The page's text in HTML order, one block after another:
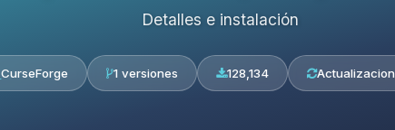
Detalles e instalación
CurseForge 1 versiones 128,134